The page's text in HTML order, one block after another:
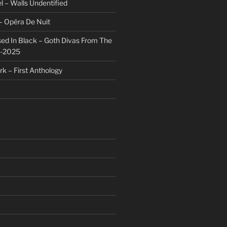
– Walls Undentified
Opéra De Nuit
In Black – Goth Divas From The
2025
– First Anthology